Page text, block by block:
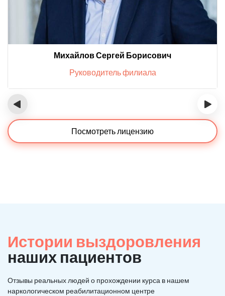
Михайлов Сергей Борисович
Руководитель филиала
‹ ›
Посмотреть лицензию
Истории выздоровления
наших пациентов
Отзывы реальных людей о прохождении курса в нашем
наркологическом реабилитационном центре